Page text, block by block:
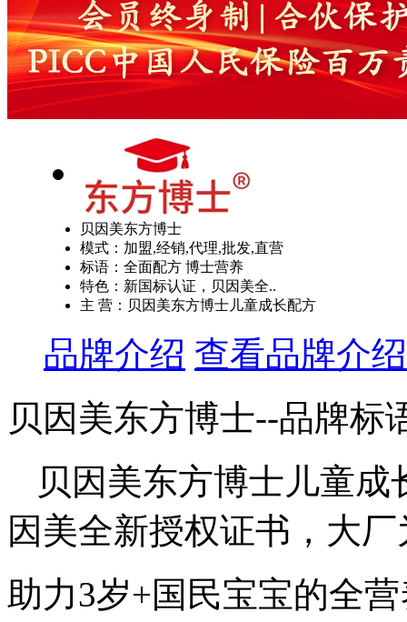
贝因美东方博士
模式：加盟,经销,代理,批发,直营
标语：全面配方 博士营养
特色：新国标认证，贝因美全..
主 营：贝因美东方博士儿童成长配方
品牌介绍 查看品牌介绍
贝因美东方博士--品牌标
贝因美东方博士儿童
因美全新授权证书，大
助力3岁+国民宝宝的全